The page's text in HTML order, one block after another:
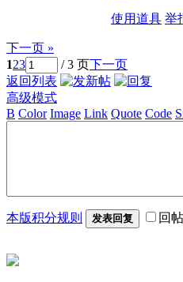
使用道具 举
下一页 »
123 / 3 页下一页
返回列表
高级模式
B Color Image Link Quote Code
本版积分规则 发表回复 回